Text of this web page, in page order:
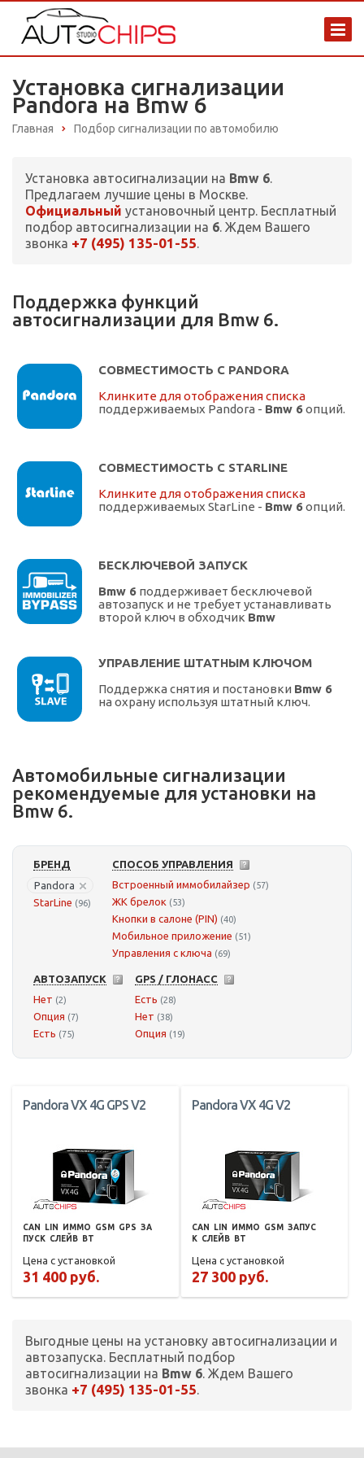
Установка сигнализации
Pandora на Bmw 6
Главная Подбор сигнализации по автомобилю
Установка автосигнализации на Bmw 6.
Предлагаем лучшие цены в Москве.
Официальный установочный центр. Бесплатный
подбор автосигнализации на 6. Ждем Вашего
звонка +7 (495) 135-01-55.
Поддержка функций
автосигнализации для Bmw 6.
СОВМЕСТИМОСТЬ С PANDORA
Клинките для отображения списка
поддерживаемых Pandora - Bmw 6опций.
СОВМЕСТИМОСТЬ С STARLINE
Клинките для отображения списка
поддерживаемых StarLine - Bmw 6опций.
БЕСКЛЮЧЕВОЙ ЗАПУСК
Bmw 6 поддерживает бесключевой
автозапуск и не требует устанавливать
второй ключ в обходчик Bmw
УПРАВЛЕНИЕ ШТАТНЫМ КЛЮЧОМ
Поддержка снятия и постановки Bmw 6
на охрану используя штатный ключ.
Автомобильные сигнализации
рекомендуемые для установки на
Bmw 6.
БРЕНД
Pandora
StarLine (96)
СПОСОБ УПРАВЛЕНИЯ
Встроенный иммобилайзер (57)
ЖК брелок (53)
Кнопки в салоне (PIN) (40)
Мобильное приложение (51)
Управления с ключа (69)
АВТОЗАПУСК
Нет (2)
Опция (7)
Есть (75)
GPS / ГЛОНАСС
Есть (28)
Нет (38)
Опция (19)
Pandora VX 4G GPS V2
CAN LIN ИММО GSM GPS ЗА
ПУСК СЛЕЙВ BT
Цена с установкой
31 400 руб.
Pandora VX 4G V2
CAN LIN ИММО GSM ЗАПУС
К СЛЕЙВ BT
Цена с установкой
27 300 руб.
Выгодные цены на установку автосигнализации и
автозапуска. Бесплатный подбор
автосигнализации на Bmw 6. Ждем Вашего
звонка +7 (495) 135-01-55.